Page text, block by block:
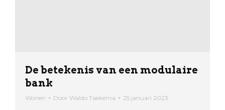
De betekenis van een modulaire
bank
Wonen Door Waldo Taekema 25 januari 2023